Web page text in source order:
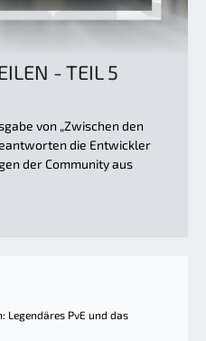
- TEIL 5
von „Zwischen den
die Entwickler
der Community aus
Legendäres PvE und das